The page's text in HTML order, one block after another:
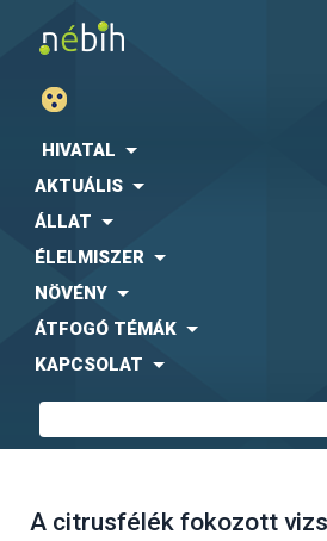
HIVATAL
AKTUÁLIS
ÁLLAT
ÉLELMISZER
NÖVÉNY
ÁTFOGÓ TÉMÁK
KAPCSOLAT
A citrusfélék fokozott